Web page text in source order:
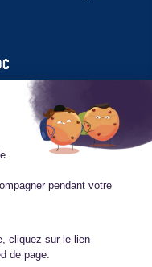
pièces automobiles
Elles sont protégées
cas être copiées,
préalable de
constitue une infraction
de vente